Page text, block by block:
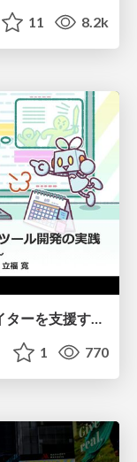
11 8.2k
1 770